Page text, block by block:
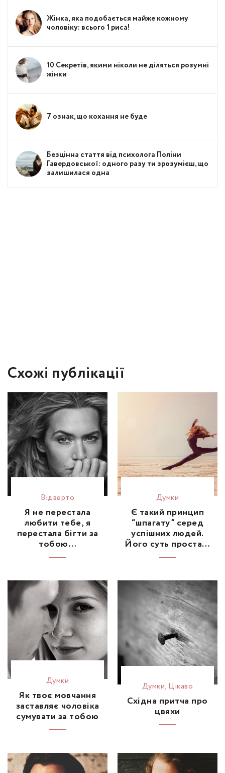
Жінка, яка подобається майже кожному
чоловіку: всього 1 риса!
10 Секретів, якими ніколи не діляться розумні
жінки
7 ознак, що кохання не буде
Безцінна стаття від психолога Поліни
Гавердовської: одного разу ти зрозумієш, що
залишилася одна
Схожі публікації
Відвертo
Я не перестала
любити тебе, я
перестала бігти за
тобою…
Думки
Є такий принцип
“шпагату” серед
успішних людей.
Його суть проста…
Думки
Як твоє мовчання
заставляє чоловіка
сумувати за тобою
Думки, Цікаво
Східна притча про
цвяхи